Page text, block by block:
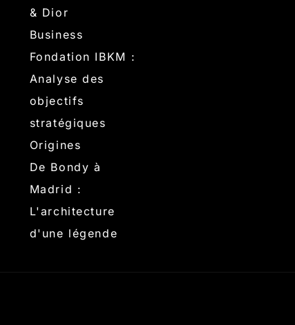
& Dior
Business
Fondation IBKM :
Analyse des
objectifs
stratégiques
Origines
De Bondy à
Madrid :
L'architecture
d'une légende